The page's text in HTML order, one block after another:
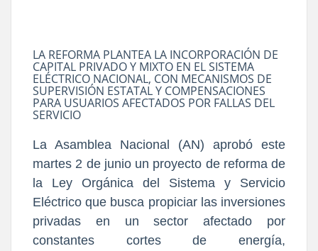
LA REFORMA PLANTEA LA INCORPORACIÓN DE
CAPITAL PRIVADO Y MIXTO EN EL SISTEMA
ELÉCTRICO NACIONAL, CON MECANISMOS DE
SUPERVISIÓN ESTATAL Y COMPENSACIONES
PARA USUARIOS AFECTADOS POR FALLAS DEL
SERVICIO
La Asamblea Nacional (AN) aprobó este
martes 2 de junio un proyecto de reforma de
la Ley Orgánica del Sistema y Servicio
Eléctrico que busca propiciar las inversiones
privadas en un sector afectado por
constantes cortes de energía,